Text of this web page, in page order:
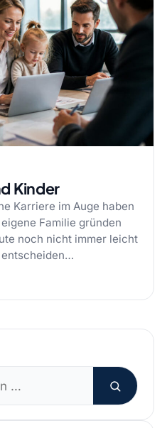
Kinder
Karriere im Auge haben
Familie gründen
noch nicht immer leicht
entscheiden…